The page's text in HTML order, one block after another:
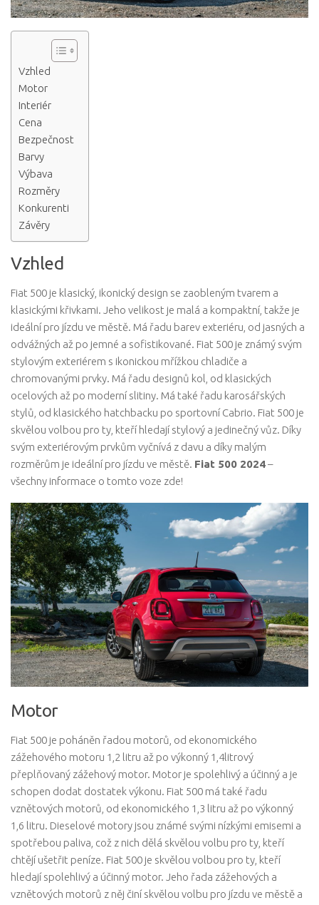
Vzhled
Motor
Interiér
Cena
Bezpečnost
Barvy
Výbava
Rozměry
Konkurenti
Závěry
Vzhled
Fiat 500 je klasický, ikonický design se zaobleným tvarem a
klasickými křivkami. Jeho velikost je malá a kompaktní, takže je
ideální pro jízdu ve městě. Má řadu barev exteriéru, od jasných a
odvážných až po jemné a sofistikované. Fiat 500 je známý svým
stylovým exteriérem s ikonickou mřížkou chladiče a
chromovanými prvky. Má řadu designů kol, od klasických
ocelových až po moderní slitiny. Má také řadu karosářských
stylů, od klasického hatchbacku po sportovní Cabrio. Fiat 500 je
skvělou volbou pro ty, kteří hledají stylový a jedinečný vůz. Díky
svým exteriérovým prvkům vyčnívá z davu a díky malým
rozměrům je ideální pro jízdu ve městě. Fiat 500 2024–
všechny informace o tomto voze zde!
Motor
Fiat 500 je poháněn řadou motorů, od ekonomického
zážehového motoru 1,2 litru až po výkonný 1,4litrový
přeplňovaný zážehový motor. Motor je spolehlivý a účinný a je
schopen dodat dostatek výkonu. Fiat 500 má také řadu
vznětových motorů, od ekonomického 1,3 litru až po výkonný
1,6 litru. Dieselové motory jsou známé svými nízkými emisemi a
spotřebou paliva, což z nich dělá skvělou volbu pro ty, kteří
chtějí ušetřit peníze. Fiat 500 je skvělou volbou pro ty, kteří
hledají spolehlivý a účinný motor. Jeho řada zážehových a
vznětových motorů z něj činí skvělou volbu pro jízdu ve městě a